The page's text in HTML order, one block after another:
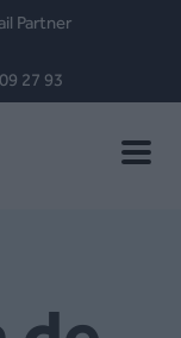
Partner
27 93
Toggle